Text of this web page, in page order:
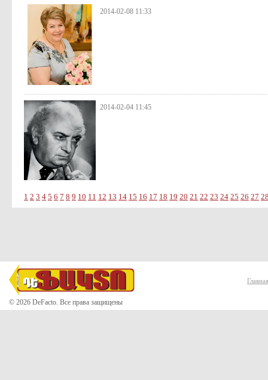
2014-02-08 11:33
2014-02-04 11:45
1 2 3 4 5 6 7 8 9 10 11 12 13 14 15 16 17 18 19 20 21 22 23 24 25 26 27
© 2026 DeFacto. Все права защищены
Главная